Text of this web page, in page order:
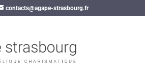
contacts@agape-strasbourg.fr